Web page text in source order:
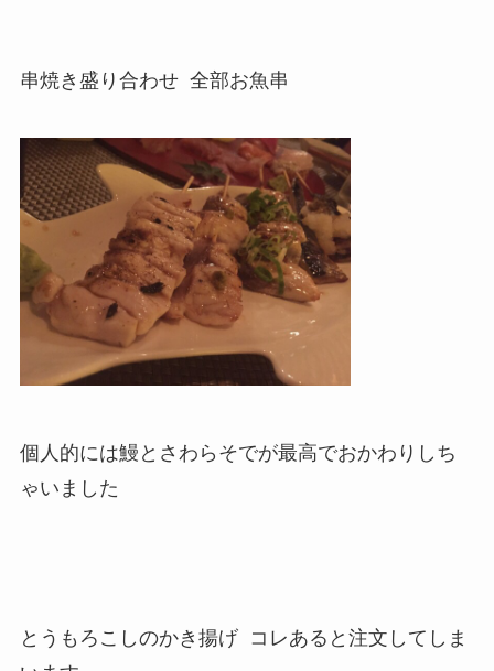
串焼き盛り合わせ 全部お魚串
個人的には鰻とさわらそでが最高でおかわりしち
ゃいました
とうもろこしのかき揚げ コレあると注文してしま